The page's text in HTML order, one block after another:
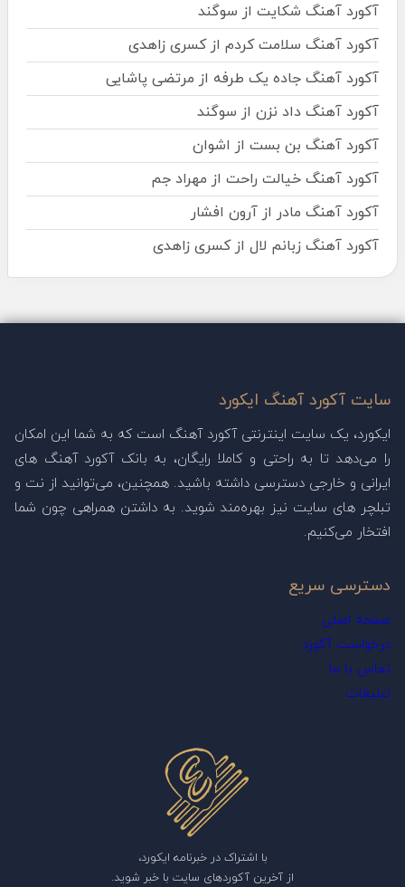
آکورد آهنگ شکایت از سوگند
آکورد آهنگ سلامت کردم از کسری زاهدی
آکورد آهنگ جاده یک طرفه از مرتضی پاشایی
آکورد آهنگ داد نزن از سوگند
آکورد آهنگ بن بست از اشوان
آکورد آهنگ خیالت راحت از مهراد جم
آکورد آهنگ مادر از آرون افشار
آکورد آهنگ زبانم لال از کسری زاهدی
سایت آکورد آهنگ ایکورد
ایکورد، یک سایت اینترنتی آکورد آهنگ است که به شما این امکان
را می‌دهد تا به راحتی و کاملا رایگان، به بانک آکورد آهنگ های
ایرانی و خارجی دسترسی داشته باشید. همچنین، می‌توانید از نت و
تبلچر های سایت نیز بهره‌مند شوید. به داشتن همراهی چون شما
افتخار می‌کنیم.
دسترسی سریع
صفحه اصلی
درخواست آکورد
تماس با ما
تبلیغات
با اشتراک در خبرنامه ایکورد،
از آخرین آکوردهای سایت با خبر شوید.